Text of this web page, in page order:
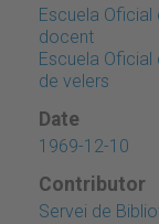
Escuela
docent
Escuela
de velers
Date
1969-12-10
Contributor
Servei de